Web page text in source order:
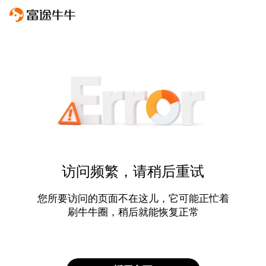
访问频繁，请稍后重试
您所要访问的页面不在这儿，它可能正忙着
刷牛牛圈，稍后就能恢复正常